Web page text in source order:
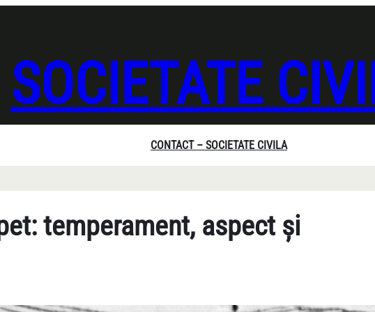
SOCIETATE
CONTACT – SOCIETATE CIVILA
temperament, aspect și